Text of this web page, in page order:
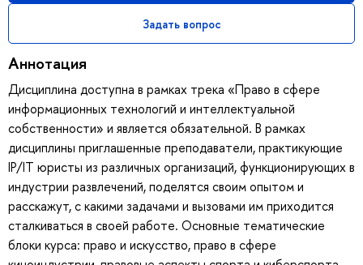
Задать вопрос
Аннотация
Дисциплина доступна в рамках трека «Право в сфере
информационных технологий и интеллектуальной
собственности» и является обязательной. В рамках
дисциплины приглашенные преподаватели, практикующие
IP/IT юристы из различных организаций, функционирующих в
индустрии развлечений, поделятся своим опытом и
расскажут, с какими задачами и вызовами им приходится
сталкиваться в своей работе. Основные тематические
блоки курса: право и искусство, право в сфере